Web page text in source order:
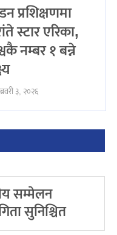
प्रशिक्षणमा
स्टार एरिका,
नम्बर १ बन्ने
३, २०२६
सम्मेलन
सुनिश्चित